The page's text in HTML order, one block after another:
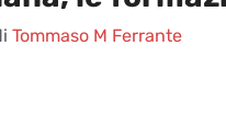
Tommaso M Ferrante